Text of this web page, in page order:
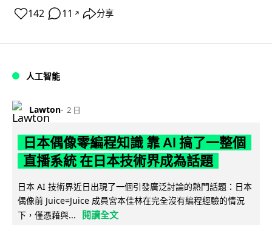
142 11 ↗ 分享
人工智能
Lawton 2 日
日本偶像零編程知識 靠 AI 搞了一整個
直播系統 在日本技術界成為話題
日本 AI 技術界近日出現了一個引發廣泛討論的熱門話題：日本
偶像前 Juice=Juice 成員宮本佳林在完全沒有編程經驗的情況
下，僅憑藉與...
閱讀全文